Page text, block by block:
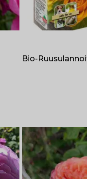
Bio-